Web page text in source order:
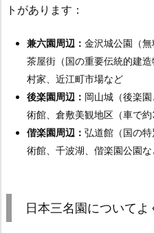
トがあります：
兼六園周辺： 金沢城公園（
茶屋街（国の重要伝統的建
村家、近江町市場など
後楽園周辺： 岡山城（後楽
術館、倉敷美観地区（車で
偕楽園周辺： 弘道館（国の
術館、千波湖、偕楽園公園な
日本三名園についてよ